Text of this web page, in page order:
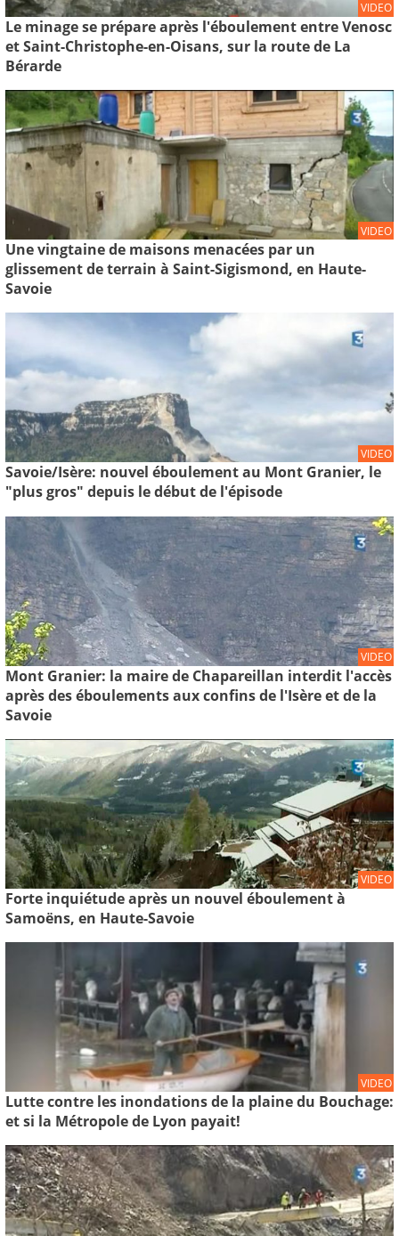
VIDEO
Le minage se prépare après l'éboulement entre Venosc
et Saint-Christophe-en-Oisans, sur la route de La
Bérarde
VIDEO
Une vingtaine de maisons menacées par un
glissement de terrain à Saint-Sigismond, en Haute-
Savoie
VIDEO
Savoie/Isère: nouvel éboulement au Mont Granier, le
"plus gros" depuis le début de l'épisode
VIDEO
Mont Granier: la maire de Chapareillan interdit l'accès
après des éboulements aux confins de l'Isère et de la
Savoie
VIDEO
Forte inquiétude après un nouvel éboulement à
Samoëns, en Haute-Savoie
VIDEO
Lutte contre les inondations de la plaine du Bouchage:
et si la Métropole de Lyon payait!